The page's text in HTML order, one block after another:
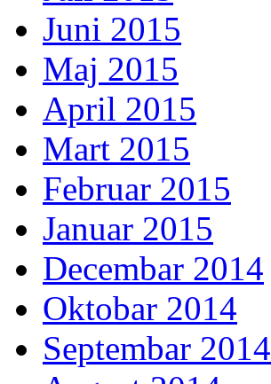
Juni 2015
Maj 2015
April 2015
Mart 2015
Februar 2015
Januar 2015
Decembar 2014
Oktobar 2014
Septembar 2014